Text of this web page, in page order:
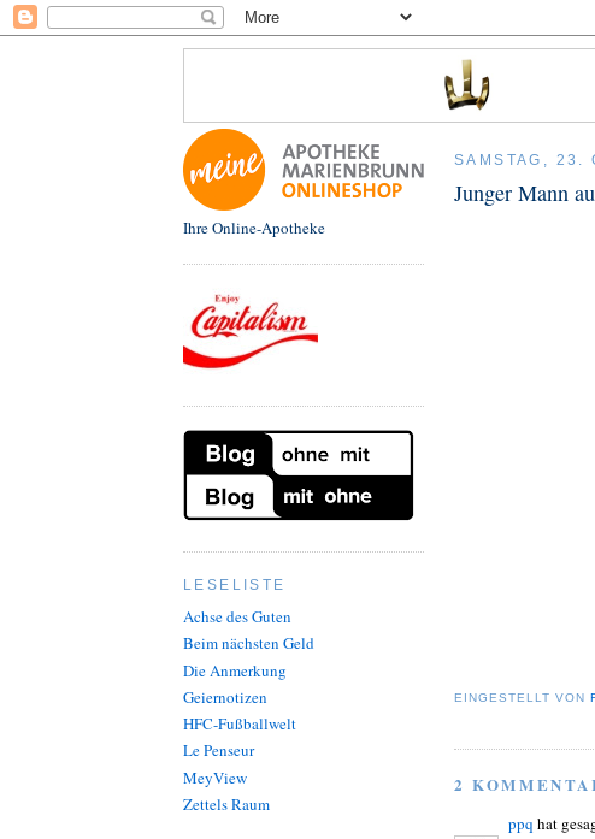
Ihre Online-Apotheke
LESELISTE
Achse des Guten
Beim nächsten Geld
Die Anmerkung
Geiernotizen
HFC-Fußballwelt
Le Penseur
MeyView
Zettels Raum
SAMSTAG, 23.
Junger Mann
EINGESTELLT VON
2
ppq hat